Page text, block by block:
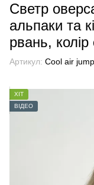
Светр
альпаки та
рвань,
Артикул: Cool air
ХІТ
ВІДЕО